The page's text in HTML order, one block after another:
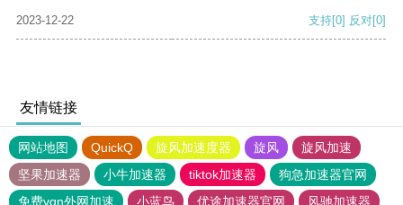
2023-12-22
支持[0] 反对[0]
友情链接
网站地图 QuickQ 旋风加速度器 旋风
旋风加速
坚果加速器
小牛加速器 tiktok加速器
狗急加速器官网
免费vqn外网加速
小蓝鸟 优途加速器官网 风驰加速器